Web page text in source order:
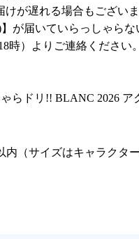
が遅れる場合もございま
が届いていらっしゃら
時）よりご連絡ください。
らドリ!! BLANC 2026 ア
内（サイズはキャラクタ